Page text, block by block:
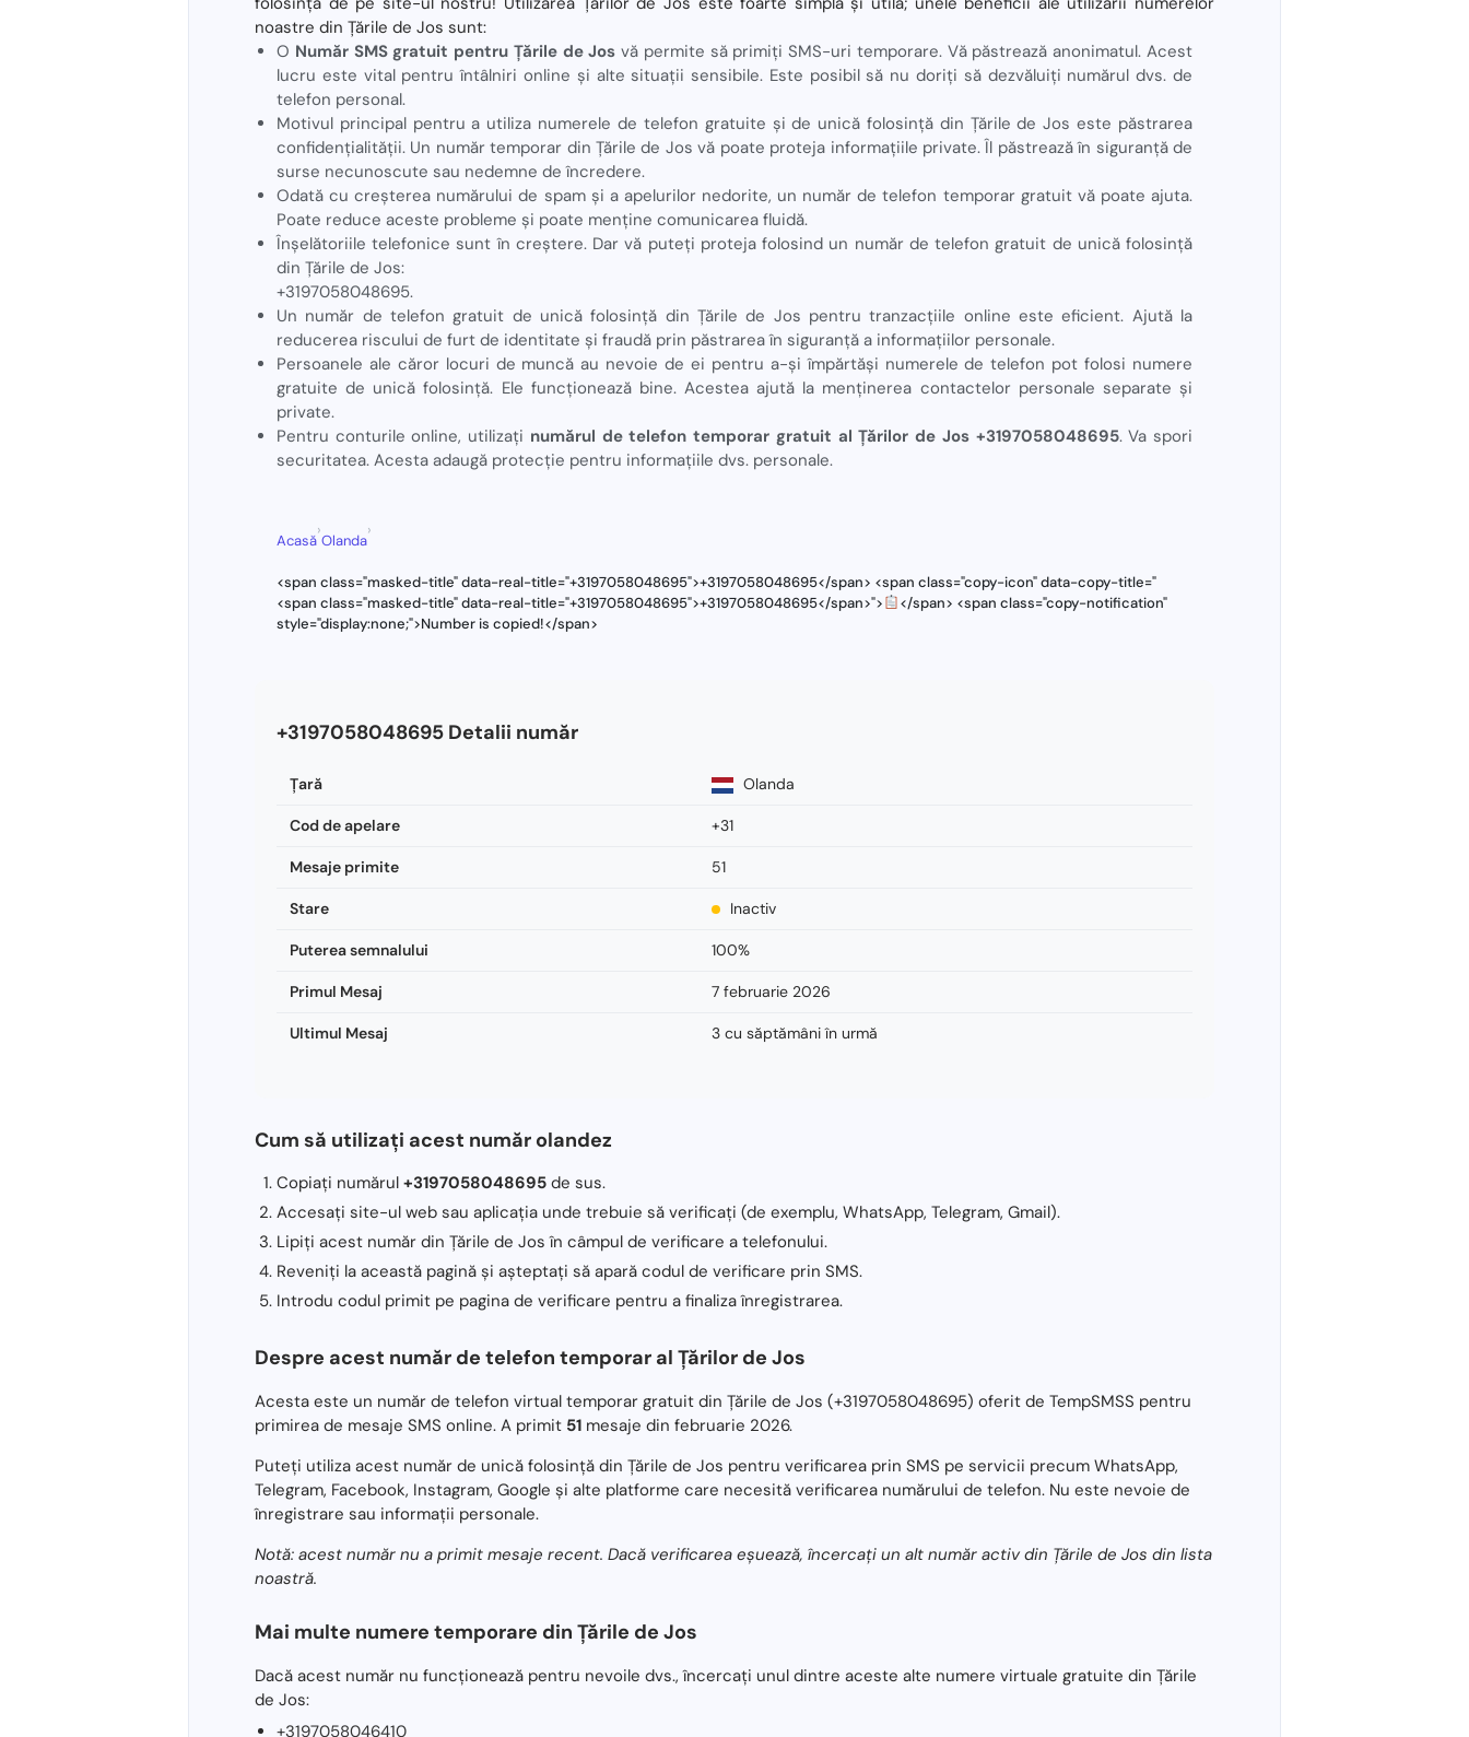
noastre din Țările de Jos sunt:
O Număr SMS gratuit pentru Țările de Jos vă permite să primiți SMS-uri temporare. Vă păstrează anonimatul. Acest
lucru este vital pentru întâlniri online și alte situații sensibile. Este posibil să nu doriți să dezvăluiți numărul dvs. de
telefon personal.
Motivul principal pentru a utiliza numerele de telefon gratuite și de unică folosință din Țările de Jos este păstrarea
confidențialității. Un număr temporar din Țările de Jos vă poate proteja informațiile private. Îl păstrează în siguranță de
surse necunoscute sau nedemne de încredere.
Odată cu creșterea numărului de spam și a apelurilor nedorite, un număr de telefon temporar gratuit vă poate ajuta.
Poate reduce aceste probleme și poate menține comunicarea fluidă.
Înșelătoriile telefonice sunt în creștere. Dar vă puteți proteja folosind un număr de telefon gratuit de unică folosință
din Țările de Jos:
+3197058048695.
Un număr de telefon gratuit de unică folosință din Țările de Jos pentru tranzacțiile online este eficient. Ajută la
reducerea riscului de furt de identitate și fraudă prin păstrarea în siguranță a informațiilor personale.
Persoanele ale căror locuri de muncă au nevoie de ei pentru a-și împărtăși numerele de telefon pot folosi numere
gratuite de unică folosință. Ele funcționează bine. Acestea ajută la menținerea contactelor personale separate și
private.
Pentru conturile online, utilizați numărul de telefon temporar gratuit al Țărilor de Jos +3197058048695. Va spori
securitatea. Acesta adaugă protecție pentru informațiile dvs. personale.
Acasă
›
Olanda
›
<span class="masked-title" data-real-title="+3197058048695">+3197058048695</span> <span class="copy-icon" data-copy-title="
<span class="masked-title" data-real-title="+3197058048695">+3197058048695</span>">
</span> <span class="copy-notification"
style="display:none;">Number is copied!</span>
+3197058048695 Detalii număr
Ţară Olanda
Cod de apelare +31
Mesaje primite 51
Stare Inactiv
Puterea semnalului 100%
Primul Mesaj 7 februarie 2026
Ultimul Mesaj 3 cu săptămâni în urmă
Cum să utilizați acest număr olandez
Copiați numărul +3197058048695 de sus.
Accesați site-ul web sau aplicația unde trebuie să verificați (de exemplu, WhatsApp, Telegram, Gmail).
Lipiți acest număr din Țările de Jos în câmpul de verificare a telefonului.
Reveniți la această pagină și așteptați să apară codul de verificare prin SMS.
Introdu codul primit pe pagina de verificare pentru a finaliza înregistrarea.
Despre acest număr de telefon temporar al Țărilor de Jos
Acesta este un număr de telefon virtual temporar gratuit din Țările de Jos (+3197058048695) oferit de TempSMSS pentru
primirea de mesaje SMS online. A primit 51 mesaje din februarie 2026.
Puteți utiliza acest număr de unică folosință din Țările de Jos pentru verificarea prin SMS pe servicii precum WhatsApp,
Telegram, Facebook, Instagram, Google și alte platforme care necesită verificarea numărului de telefon. Nu este nevoie de
înregistrare sau informații personale.
Notă: acest număr nu a primit mesaje recent. Dacă verificarea eșuează, încercați un alt număr activ din Țările de Jos din lista
noastră.
Mai multe numere temporare din Țările de Jos
Dacă acest număr nu funcționează pentru nevoile dvs., încercați unul dintre aceste alte numere virtuale gratuite din Țările
de Jos:
+3197058046410